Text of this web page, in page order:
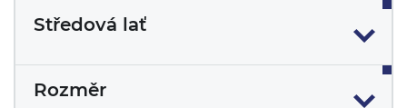
Středová lať
Rozměr